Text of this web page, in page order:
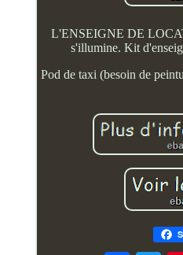
L'ENSEIGNE DE
s'illumine. Kit
Pod de taxi (besoin de